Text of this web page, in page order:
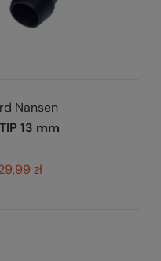
Nansen
13 mm
zł